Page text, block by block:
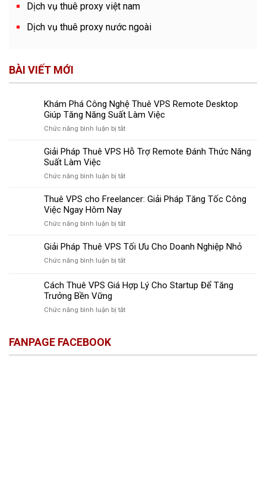
Dịch vụ thuê proxy việt nam
Dịch vụ thuê proxy nước ngoài
BÀI VIẾT MỚI
Khám Phá Công Nghệ Thuê VPS Remote Desktop
Giúp Tăng Năng Suất Làm Việc
Chức năng bình luận bị tắtở
Phá
Thuê
Remote
Suất
Làm
Giải Pháp Thuê VPS Hỗ Trợ Remote Đánh Thức Năng
Suất Làm Việc
Chức năng bình luận bị tắtở
Pháp
Hỗ
Remote
Suất
Việc
Thuê VPS cho Freelancer: Giải Pháp Tăng Tốc Công
Việc Ngay Hôm Nay
Chức năng bình luận bị tắtở
VPS
Freelancer:
Pháp
Công
Nay
Giải Pháp Thuê VPS Tối Ưu Cho Doanh Nghiệp Nhỏ
Chức năng bình luận bị tắtở
Pháp
Thuê
Tối
Cách Thuê VPS Giá Hợp Lý Cho Startup Để Tăng
Trưởng Bền Vững
Chức năng bình luận bị tắtở
FANPAGE FACEBOOK